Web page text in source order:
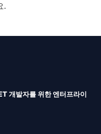
.
개발자를 위한 엔터프라이